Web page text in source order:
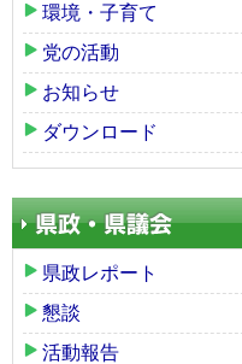
環境・子育て
党の活動
お知らせ
ダウンロード
県政レポート
懇談
活動報告